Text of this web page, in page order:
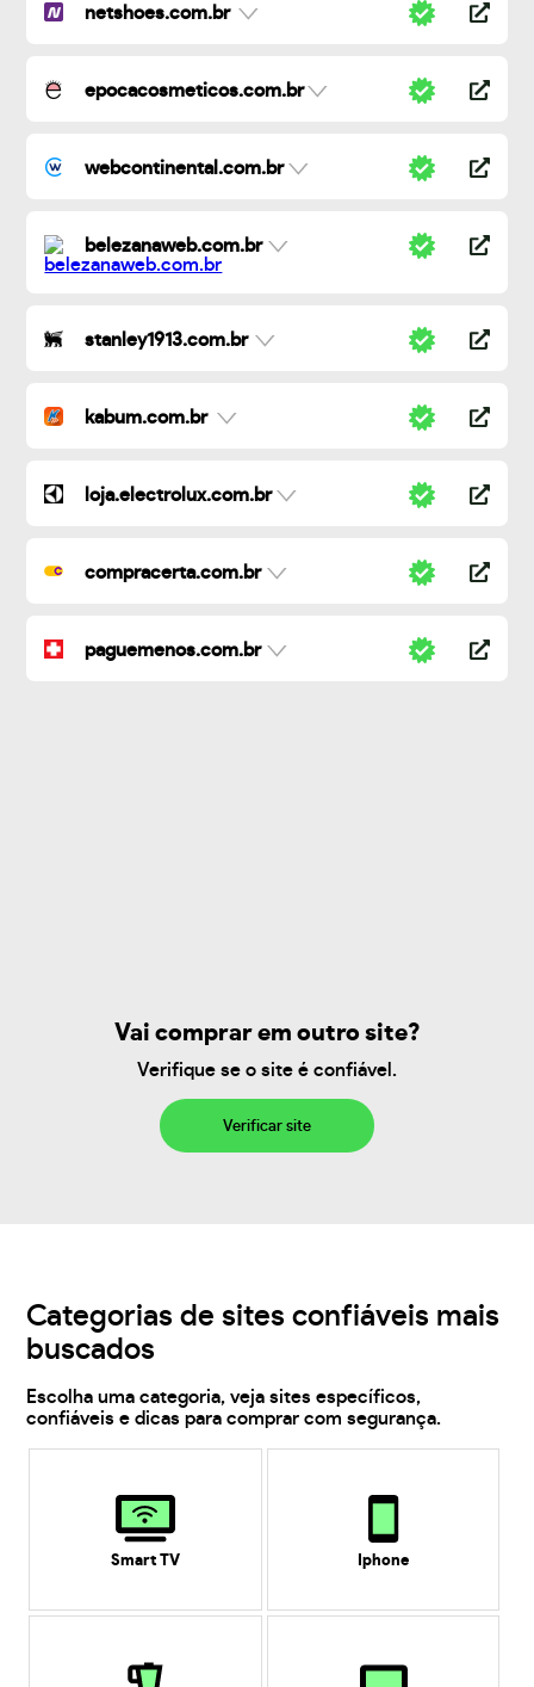
netshoes.com.br
epocacosmeticos.com.br
webcontinental.com.br
belezanaweb.com.br
stanley1913.com.br
kabum.com.br
loja.electrolux.com.br
compracerta.com.br
paguemenos.com.br
Vai comprar em outro site?
Verifique se o site é confiável.
Verificar site
Categorias de sites confiáveis mais
buscados
Escolha uma categoria, veja sites específicos,
confiáveis e dicas para comprar com segurança.
Smart TV Iphone